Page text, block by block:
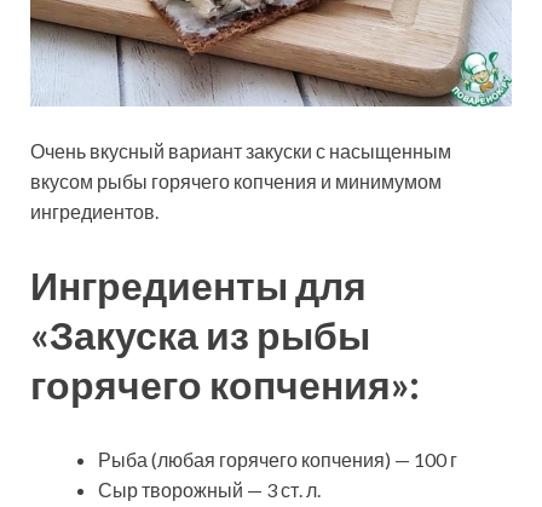
Очень вкусный вариант закуски с насыщенным
вкусом рыбы горячего копчения и минимумом
ингредиентов.
Ингредиенты для
«Закуска из рыбы
горячего копчения»:
Рыба (любая горячего копчения) — 100 г
Сыр творожный — 3 ст. л.